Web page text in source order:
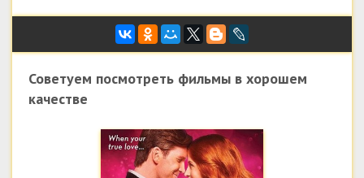
Советуем посмотреть фильмы в хорошем
качестве